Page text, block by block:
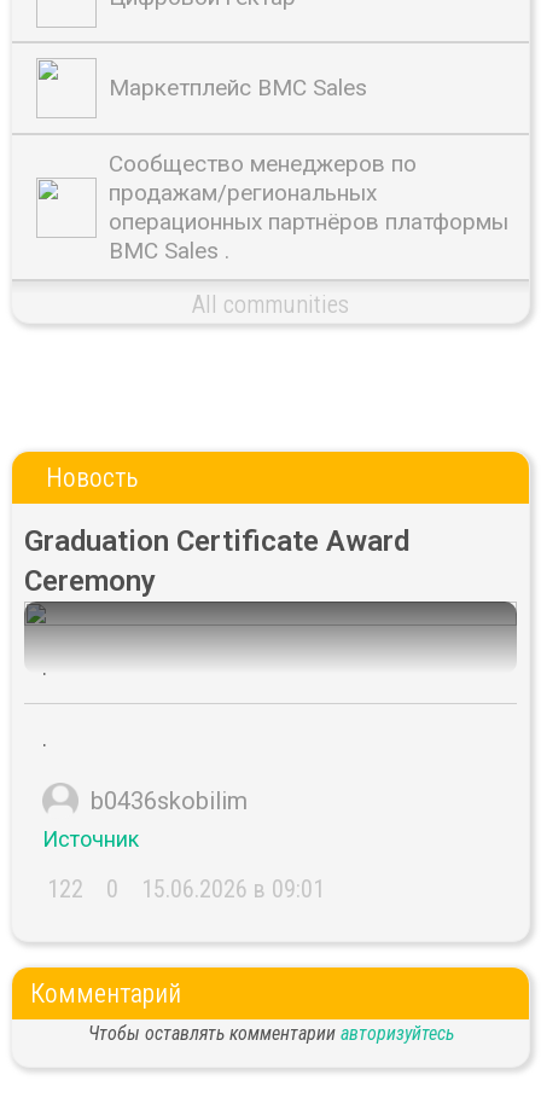
Маркетплейс BMC Sales
Сообщество менеджеров по
продажам/региональных
операционных партнёров платформы
BMC Sales .
All communities
Новость
Graduation Certificate Award
Ceremony
.
.
b0436skobilim
Источник
122 0 15.06.2026 в 09:01
Комментарий
Чтобы оставлять комментарии авторизуйтесь